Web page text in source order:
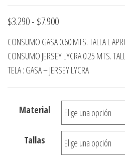
$3.290- $7.900Rango
de
precios:
desde
hasta
$7.900
CONSUMO GASA 0.60 MTS. TALLA L
CONSUMO JERSEY LYCRA 0.25 MTS.
TELA : GASA – JERSEY LYCRA
Material
Tallas